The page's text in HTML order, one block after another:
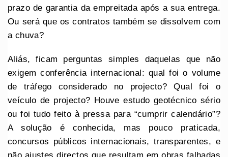
prazo de garantia da empreitada após a sua entrega.
Ou será que os contratos também se dissolvem com
a chuva?
Aliás, ficam perguntas simples daquelas que não
exigem conferência internacional: qual foi o volume
de tráfego considerado no projecto? Qual foi o
veículo de projecto? Houve estudo geotécnico sério
ou foi tudo feito à pressa para “cumprir calendário”?
A solução é conhecida, mas pouco praticada,
concursos públicos internacionais, transparentes, e